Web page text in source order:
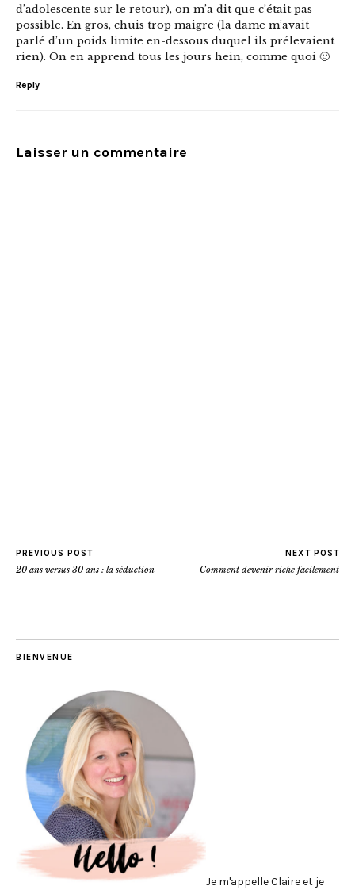
d’adolescente sur le retour), on m’a dit que c’était pas
possible. En gros, chuis trop maigre (la dame m’avait
parlé d’un poids limite en-dessous duquel ils prélevaient
rien). On en apprend tous les jours hein, comme quoi 🙂
Reply
Laisser un commentaire
PREVIOUS POST
20 ans versus 30 ans : la séduction
NEXT POST
Comment devenir riche facilement
BIENVENUE
Je m'appelle Claire et je